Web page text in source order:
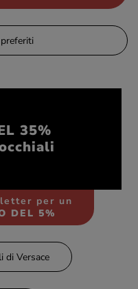
35%
per un
DEL 5%
di Versace